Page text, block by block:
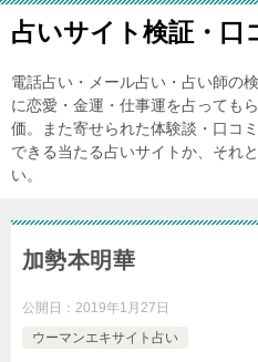
占いサイト検証・口
電話占い・メール占い・占い師の
に恋愛・金運・仕事運を占っても
価。また寄せられた体験談・口コ
できる当たる占いサイトか、それ
い。
加勢本明華
公開日： 2019年1月27日
ウーマンエキサイト占い